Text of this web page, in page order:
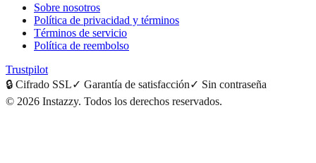
Sobre nosotros
Política de privacidad y términos
Términos de servicio
Política de reembolso
Trustpilot
🔒 Cifrado SSL✓ Garantía de satisfacción✓ Sin contraseña
© 2026 Instazzy. Todos los derechos reservados.